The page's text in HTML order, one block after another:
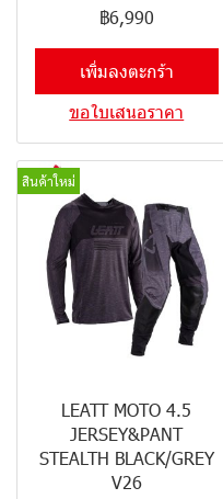
฿6,990
เพิ่มลงตะกร้า
ขอใบเสนอราคา
สินค้าใหม่
LEATT MOTO 4.5
JERSEY&PANT
STEALTH BLACK/GREY
V26